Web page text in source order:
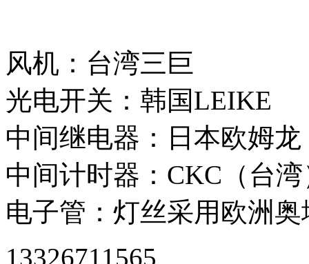
风机：台湾三巨
光电开关：韩国LEIKE
中间继电器：日本欧姆龙
中间计时器：CKC（台湾
电子管：灯丝采用欧洲
13326711565